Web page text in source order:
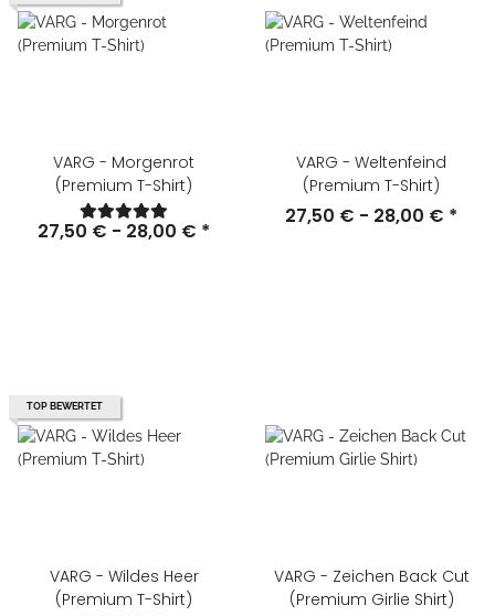
VARG - Morgenrot
(Premium T-Shirt)
27,50 € - 28,00 € *
VARG - Weltenfeind
(Premium T-Shirt)
27,50 € - 28,00 € *
TOP BEWERTET
VARG - Wildes Heer
(Premium T-Shirt)
VARG - Zeichen Back Cut
(Premium Girlie Shirt)